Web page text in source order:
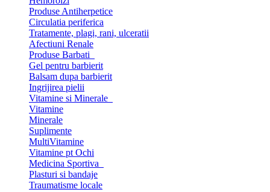
Produse Antiherpetice
Circulatia periferica
Tratamente, plagi, rani, ulceratii
Afectiuni Renale
Produse Barbati
Gel pentru barbierit
Balsam dupa barbierit
Ingrijirea pielii
Vitamine si Minerale
Vitamine
Minerale
Suplimente
MultiVitamine
Vitamine pt Ochi
Medicina Sportiva
Plasturi si bandaje
Traumatisme locale